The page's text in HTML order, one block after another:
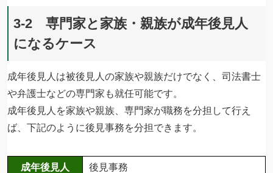
3-2 専門家と家族・親族が成年後見人
になるケース
成年後見人は被後見人の家族や親族だけでなく、司法書士
や弁護士などの専門家も就任可能です。
成年後見人を家族や親族、専門家が職務を分担して行え
ば、下記のように後見事務を分担できます。
成年後見人 後見事務